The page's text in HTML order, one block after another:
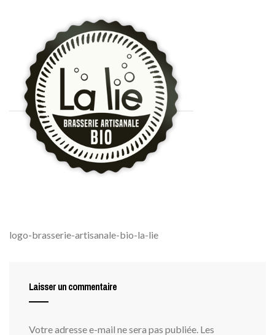
logo-brasserie-artisanale-bio-la-lie
Laisser un commentaire
Votre adresse e-mail ne sera pas publiée. Les